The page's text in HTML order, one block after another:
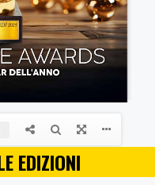
EDIZIONI